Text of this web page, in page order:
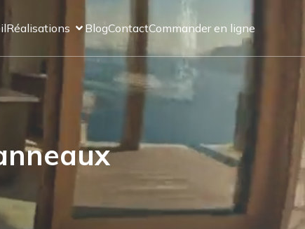
Réalisations BlogContactCommander en ligne